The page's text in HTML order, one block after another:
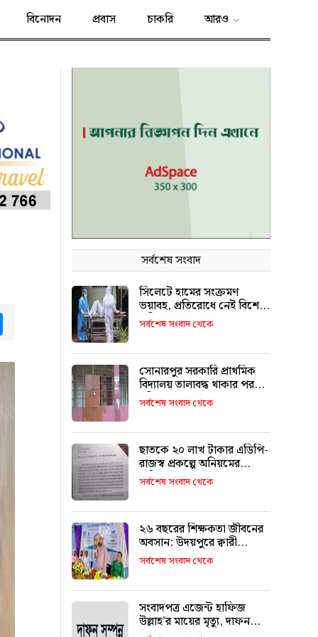
বিনোদন প্রবাস চাকরি আরও
সর্বশেষ সংবাদ
সিলেটে হামের সংক্রমণ
ভয়াবহ, প্রতিরোধে নেই বিশেষ
পরিকল্পনা
সর্বশেষ সংবাদ থেকে
সোনারপুর সরকারি প্রাথমিক
বিদ্যালয় তালাবদ্ধ থাকার পরও
চুরি
সর্বশেষ সংবাদ থেকে
ছাতকে ২০ লাখ টাকার এডিপি-
রাজস্ব প্রকল্পে অনিয়মের
অভিযোগ
সর্বশেষ সংবাদ থেকে
২৬ বছরের শিক্ষকতা জীবনের
অবসান: উদয়পুরে ক্বারী
মাওলানা ফখরুল ইসলামকে
আবেগঘন বিদায়
সর্বশেষ সংবাদ থেকে
সংবাদপত্র এজেন্ট হাফিজ
উল্লাহ’র মায়ের মৃত্যু, দাফন